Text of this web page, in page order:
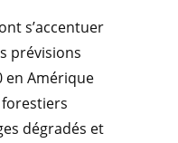
s’accentuer
prévisions
en Amérique
forestiers
dégradés et